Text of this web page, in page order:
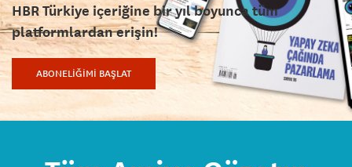
HBR Türkiye içeriğine bir yıl boyunca tüm
platformlardan erişin!
ABONELİĞİMİ BAŞLAT